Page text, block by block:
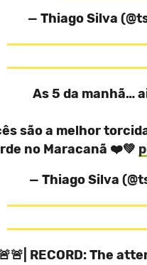
— Thiago Silva
As 5 da manhã…
são a melhor
no Maracanã ❤️💚
— Thiago Silva
RECORD: The